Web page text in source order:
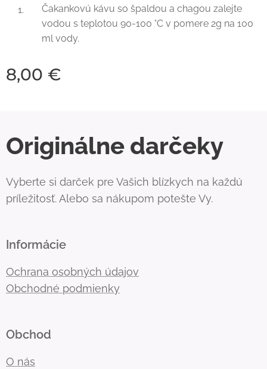
Čakankovú kávu so špaldou a chagou zalejte
vodou s teplotou 90-100 °C v pomere 2g na 100
ml vody.
8,00 €
Originálne darčeky
Vyberte si darček pre Vašich blízkych na každú
príležitosť. Alebo sa nákupom potešte Vy.
Informácie
Ochrana osobných údajov
Obchodné podmienky
Obchod
O nás